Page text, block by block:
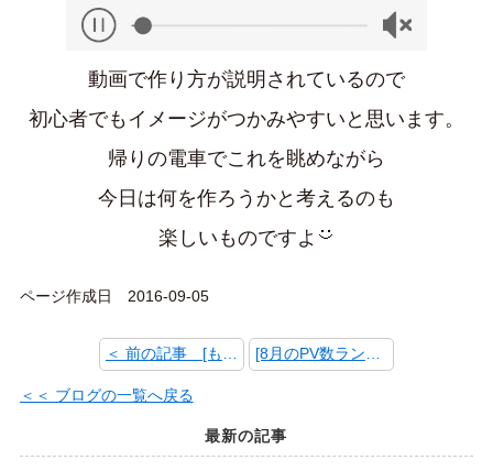
動画で作り方が説明されているので
初心者でもイメージがつかみやすいと思います。
帰りの電車でこれを眺めながら
今日は何を作ろうかと考えるのも
楽しいものですよ
ページ作成日 2016-09-05
＜ 前の記事 [もう秋] [8月のPV数ランキング] 次の記事 ＞
＜＜ ブログの一覧へ戻る
最新の記事